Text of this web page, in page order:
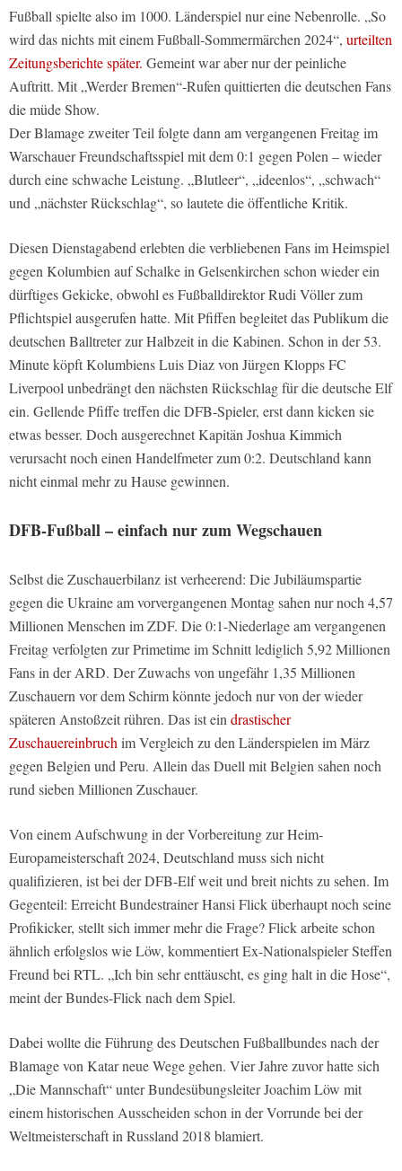
Fußball spielte also im 1000. Länderspiel nur eine Nebenrolle. „So
wird das nichts mit einem Fußball-Sommermärchen 2024“, urteilten
Zeitungsberichte später. Gemeint war aber nur der peinliche
Auftritt. Mit „Werder Bremen“-Rufen quittierten die deutschen Fans
die müde Show.
Der Blamage zweiter Teil folgte dann am vergangenen Freitag im
Warschauer Freundschaftsspiel mit dem 0:1 gegen Polen – wieder
durch eine schwache Leistung. „Blutleer“, „ideenlos“, „schwach“
und „nächster Rückschlag“, so lautete die öffentliche Kritik.
Diesen Dienstagabend erlebten die verbliebenen Fans im Heimspiel
gegen Kolumbien auf Schalke in Gelsenkirchen schon wieder ein
dürftiges Gekicke, obwohl es Fußballdirektor Rudi Völler zum
Pflichtspiel ausgerufen hatte. Mit Pfiffen begleitet das Publikum die
deutschen Balltreter zur Halbzeit in die Kabinen. Schon in der 53.
Minute köpft Kolumbiens Luis Diaz von Jürgen Klopps FC
Liverpool unbedrängt den nächsten Rückschlag für die deutsche Elf
ein. Gellende Pfiffe treffen die DFB-Spieler, erst dann kicken sie
etwas besser. Doch ausgerechnet Kapitän Joshua Kimmich
verursacht noch einen Handelfmeter zum 0:2. Deutschland kann
nicht einmal mehr zu Hause gewinnen.
DFB-Fußball – einfach nur zum Wegschauen
Selbst die Zuschauerbilanz ist verheerend: Die Jubiläumspartie
gegen die Ukraine am vorvergangenen Montag sahen nur noch 4,57
Millionen Menschen im ZDF. Die 0:1-Niederlage am vergangenen
Freitag verfolgten zur Primetime im Schnitt lediglich 5,92 Millionen
Fans in der ARD. Der Zuwachs von ungefähr 1,35 Millionen
Zuschauern vor dem Schirm könnte jedoch nur von der wieder
späteren Anstoßzeit rühren. Das ist ein drastischer
Zuschauereinbruch im Vergleich zu den Länderspielen im März
gegen Belgien und Peru. Allein das Duell mit Belgien sahen noch
rund sieben Millionen Zuschauer.
Von einem Aufschwung in der Vorbereitung zur Heim-
Europameisterschaft 2024, Deutschland muss sich nicht
qualifizieren, ist bei der DFB-Elf weit und breit nichts zu sehen. Im
Gegenteil: Erreicht Bundestrainer Hansi Flick überhaupt noch seine
Profikicker, stellt sich immer mehr die Frage? Flick arbeite schon
ähnlich erfolgslos wie Löw, kommentiert Ex-Nationalspieler Steffen
Freund bei RTL. „Ich bin sehr enttäuscht, es ging halt in die Hose“,
meint der Bundes-Flick nach dem Spiel.
Dabei wollte die Führung des Deutschen Fußballbundes nach der
Blamage von Katar neue Wege gehen. Vier Jahre zuvor hatte sich
„Die Mannschaft“ unter Bundesübungsleiter Joachim Löw mit
einem historischen Ausscheiden schon in der Vorrunde bei der
Weltmeisterschaft in Russland 2018 blamiert.